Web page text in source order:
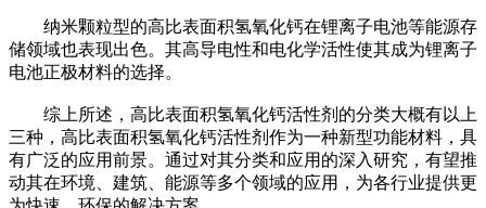
纳米颗粒型的高比表面积氢氧化钙在锂离子电池等能源存
储领域也表现出色。其高导电性和电化学活性使其成为锂离子
电池正极材料的选择。
综上所述，高比表面积氢氧化钙活性剂的分类大概有以上
三种，高比表面积氢氧化钙活性剂作为一种新型功能材料，具
有广泛的应用前景。通过对其分类和应用的深入研究，有望推
动其在环境、建筑、能源等多个领域的应用，为各行业提供更